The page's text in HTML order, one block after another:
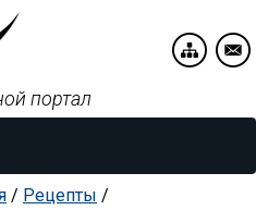
портал
/ Рецепты /